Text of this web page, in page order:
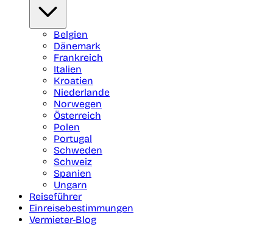
Belgien
Dänemark
Frankreich
Italien
Kroatien
Niederlande
Norwegen
Österreich
Polen
Portugal
Schweden
Schweiz
Spanien
Ungarn
Reiseführer
Einreisebestimmungen
Vermieter-Blog